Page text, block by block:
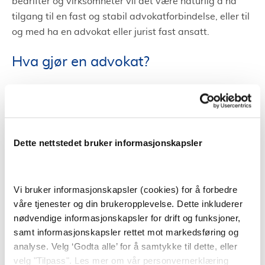
Dette nettstedet bruker informasjonskapsler
Vi bruker informasjonskapsler (cookies) for å forbedre
våre tjenester og din brukeropplevelse. Dette inkluderer
nødvendige informasjonskapsler for drift og funksjoner,
samt informasjonskapsler rettet mot markedsføring og
analyse. Velg ‘Godta alle’ for å samtykke til dette, eller
velg "Tilpass". Les mer om vår personvernerklæring
tilgang til en fast og stabil advokatforbindelse, eller til
og med ha en advokat eller jurist fast ansatt.
Hva gjør en advokat?
En advokat gir juridisk rådgivning, i tillegg til å
forhandle på vegne av klienter og fører saker for
en klients sak og gir råd om hvordan saken kan og bør
områder. På bakgrunn av dette har et advokatfirma
ofte flere dyktige advokater tilgjengelig. På den måten
kan et advokatfirma i Sarpsborg hjelpe i mange
forskjellige saker da de har advokater som har mye
kunnskap innen ulike områder.